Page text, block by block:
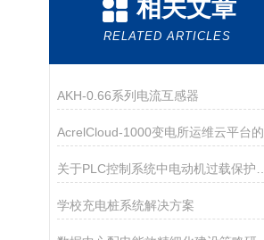
相关文章
RELATED ARTICLES
AKH-0.66系列电流互感器
学校充电桩系统解决方案